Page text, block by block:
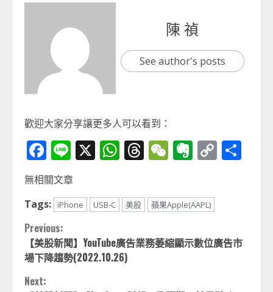
陳 禎
See author's posts
歡迎大家分享讓更多人可以看到：
Facebook
Line
X WhatsApp
Threads
WeChat
Evernote
Copy
無相關文章
Tags:
iPhone USB-C 美股 蘋果Apple(AAPL)
Continue
Reading
Previous:
【美股新聞】YouTube廣告業務萎縮顯示數位廣告市
場下降趨勢(2022.10.26)
Next: